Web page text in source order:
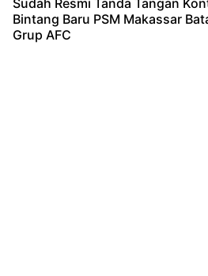
Sudah Resmi Tanda Tangan
Bintang Baru PSM Makassar
Grup AFC